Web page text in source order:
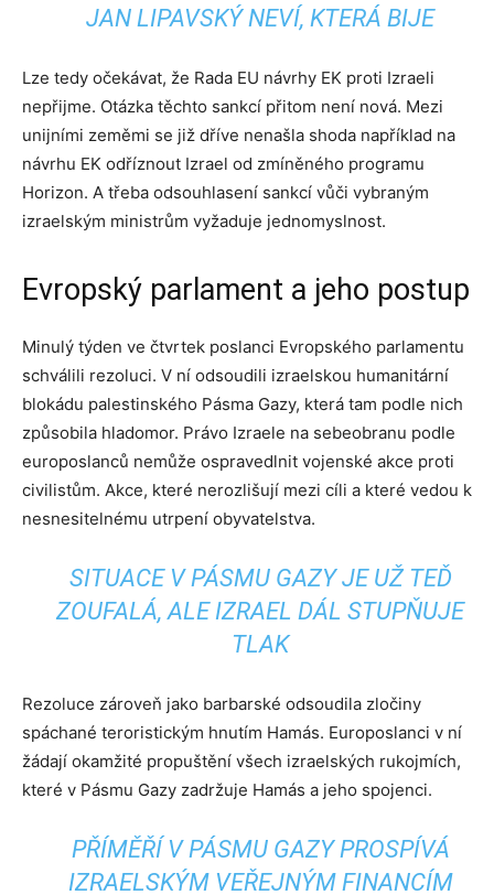
JAN LIPAVSKÝ NEVÍ, KTERÁ BIJE
Lze tedy očekávat, že Rada EU návrhy EK proti Izraeli
nepřijme. Otázka těchto sankcí přitom není nová. Mezi
unijními zeměmi se již dříve nenašla shoda například na
návrhu EK odříznout Izrael od zmíněného programu
Horizon. A třeba odsouhlasení sankcí vůči vybraným
izraelským ministrům vyžaduje jednomyslnost.
Evropský parlament a jeho postup
Minulý týden ve čtvrtek poslanci Evropského parlamentu
schválili rezoluci. V ní odsoudili izraelskou humanitární
blokádu palestinského Pásma Gazy, která tam podle nich
způsobila hladomor. Právo Izraele na sebeobranu podle
europoslanců nemůže ospravedlnit vojenské akce proti
civilistům. Akce, které nerozlišují mezi cíli a které vedou k
nesnesitelnému utrpení obyvatelstva.
SITUACE V PÁSMU GAZY JE UŽ TEĎ
ZOUFALÁ, ALE IZRAEL DÁL STUPŇUJE
TLAK
Rezoluce zároveň jako barbarské odsoudila zločiny
spáchané teroristickým hnutím Hamás. Europoslanci v ní
žádají okamžité propuštění všech izraelských rukojmích,
které v Pásmu Gazy zadržuje Hamás a jeho spojenci.
PŘÍMĚŘÍ V PÁSMU GAZY PROSPÍVÁ
IZRAELSKÝM VEŘEJNÝM FINANCÍM